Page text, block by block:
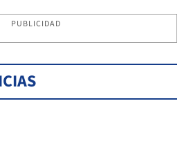
PUBLICIDAD